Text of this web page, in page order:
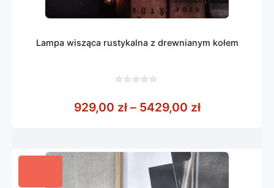
Lampa wisząca rustykalna z drewnianym kołem
5
929,00 zł – 5429,00 złZakres cen: